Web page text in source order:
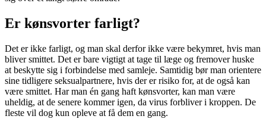
Er kønsvorter farligt?
Det er ikke farligt, og man skal derfor ikke være bekymret, hvis man
bliver smittet. Det er bare vigtigt at tage til læge og fremover huske
at beskytte sig i forbindelse med samleje. Samtidig bør man orientere
sine tidligere seksualpartnere, hvis der er risiko for, at de også kan
være smittet. Har man én gang haft kønsvorter, kan man være
uheldig, at de senere kommer igen, da virus forbliver i kroppen. De
fleste vil dog kun opleve at få dem en gang.